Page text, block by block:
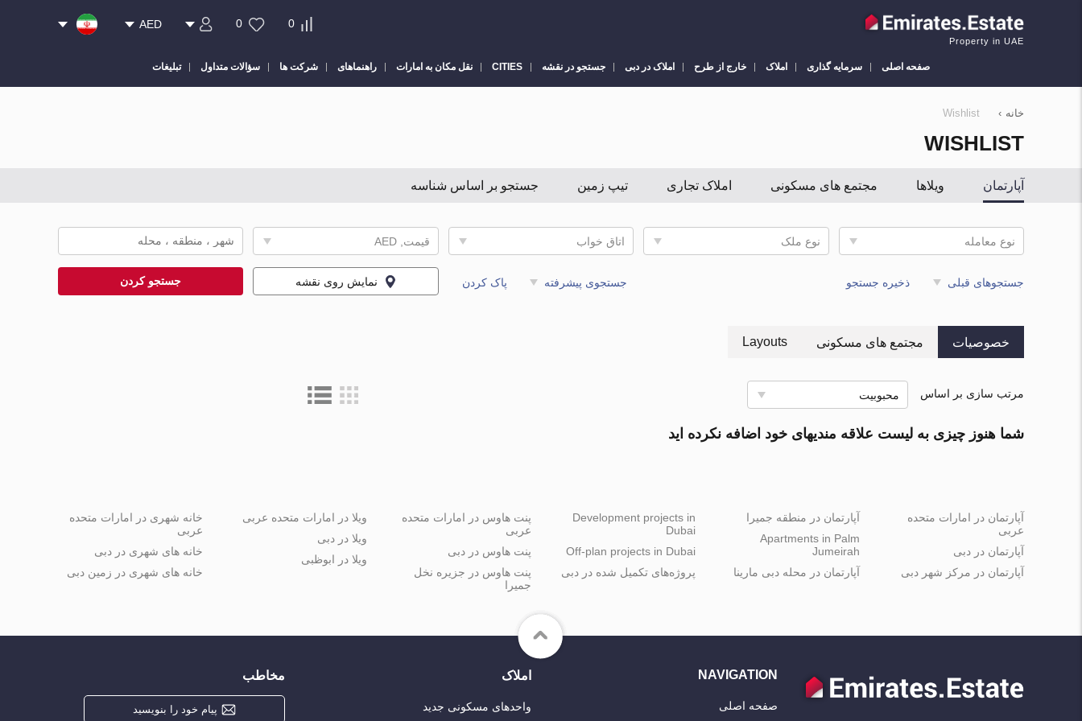
Property in UAE
0
0
AED
صفحه اصلی سرمایه گذاری املاک خارج از طرح املاک در دبی جستجو در نقشه CITIES نقل مکان به امارات راهنماهای شرکت ها سؤالات متداول تبلیغات
خانه ›
Wishlist
WISHLIST
آپارتمان ویلاها مجتمع های مسکونی املاک تجاری تیپ زمین جستجو بر اساس شناسه
نوع معامله نوع ملک اتاق خواب قیمت, AED
جستجوهای قبلی ذخیره جستجو جستجوی پیشرفته پاک کردن نمایش روی نقشه جستجو کردن
خصوصیات مجتمع های مسکونی Layouts
مرتب سازی بر اساس محبوبیت
شما هنوز چیزی به لیست علاقه مندیهای خود اضافه نکرده اید
آپارتمان در امارات متحده
عربی
آپارتمان در دبی
آپارتمان در مرکز شهر دبی
آپارتمان در منطقه جمیرا
Apartments in Palm
Jumeirah
آپارتمان در محله دبی مارینا
Development projects in
Dubai
Off-plan projects in Dubai
پروژه‌های تکمیل شده در دبی
پنت هاوس در امارات متحده
عربی
پنت هاوس در دبی
پنت هاوس در جزیره نخل
جمیرا
ویلا در امارات متحده عربی
ویلا در دبی
ویلا در ابوظبی
خانه شهری در امارات متحده
عربی
خانه های شهری در دبی
خانه های شهری در زمین دبی
NAVIGATION
صفحه اصلی
املاک
واحدهای مسکونی جدید
مخاطب
پیام خود را بنویسید